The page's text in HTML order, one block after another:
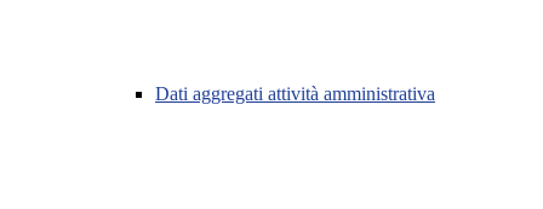
Dati aggregati attività amministrativa